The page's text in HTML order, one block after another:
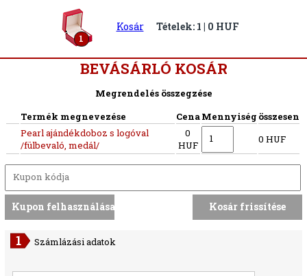
1
Kosár Tételek: 1 | 0 HUF
BEVÁSÁRLÓ KOSÁR
Megrendelés összegzése
Termék megnevezése
CenaMennyiség összesen
Pearl ajándékdoboz s logóval
/fülbevaló, medál/
0
HUF
0 HUF
Számlázási adatok